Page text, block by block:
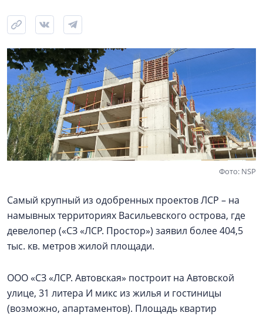
Фото: NSP
Самый крупный из одобренных проектов ЛСР – на
намывных территориях Васильевского острова, где
девелопер («СЗ «ЛСР. Простор») заявил более 404,5
тыс. кв. метров жилой площади.
ООО «СЗ «ЛСР. Автовская» построит на Автовской
улице, 31 литера И микс из жилья и гостиницы
(возможно, апартаментов). Площадь квартир